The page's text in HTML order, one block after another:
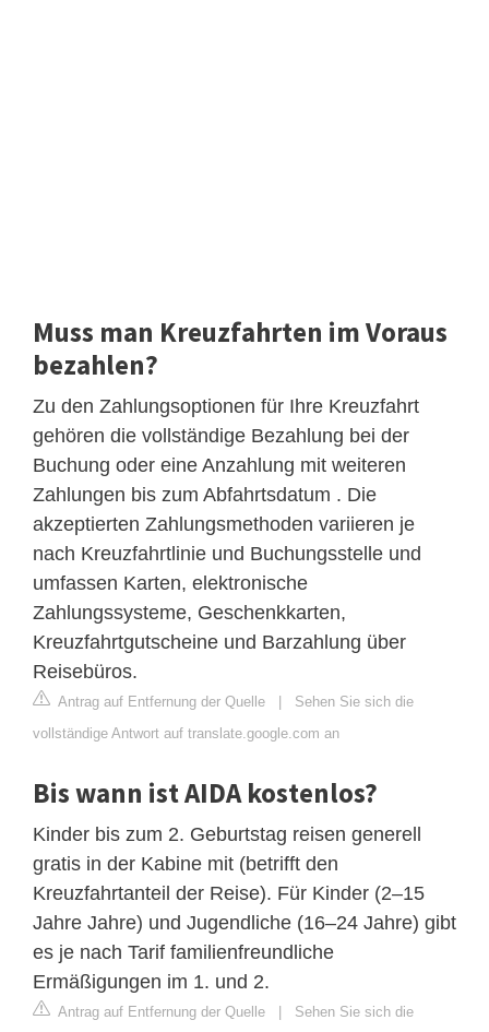
Muss man Kreuzfahrten im Voraus
bezahlen?
Zu den Zahlungsoptionen für Ihre Kreuzfahrt
gehören die vollständige Bezahlung bei der
Buchung oder eine Anzahlung mit weiteren
Zahlungen bis zum Abfahrtsdatum . Die
akzeptierten Zahlungsmethoden variieren je
nach Kreuzfahrtlinie und Buchungsstelle und
umfassen Karten, elektronische
Zahlungssysteme, Geschenkkarten,
Kreuzfahrtgutscheine und Barzahlung über
Reisebüros.
Antrag auf Entfernung der Quelle
Sehen Sie sich die
vollständige Antwort auf translate.google.com an
Bis wann ist AIDA kostenlos?
Kinder bis zum 2. Geburtstag reisen generell
gratis in der Kabine mit (betrifft den
Kreuzfahrtanteil der Reise). Für Kinder (2–15
Jahre Jahre) und Jugendliche (16–24 Jahre) gibt
es je nach Tarif familienfreundliche
Ermäßigungen im 1. und 2.
Antrag auf Entfernung der Quelle
Sehen Sie sich die